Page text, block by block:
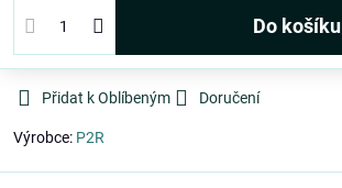
Do košíku
Přidat k Oblíbeným Doručení
Výrobce: P2R